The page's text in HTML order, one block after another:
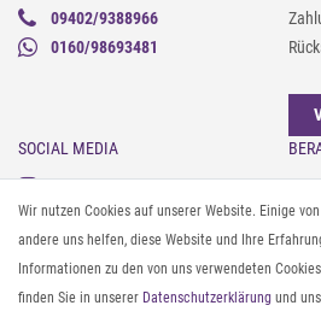
09402/9388966
0160/98693481
SOCIAL MEDIA
Instagram
Facebook
Pinterest
Twitter
Youtube
Wir nutzen Cookies auf unserer Website. Einige
andere uns helfen, diese Website und Ihre
Informationen zu den von uns verwendeten
finden Sie in unserer Daten­schutz­erklärung und